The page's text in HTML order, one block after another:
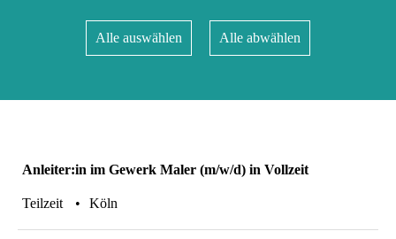
Alle auswählen Alle abwählen
Anleiter:in im Gewerk Maler (m/w/d) in Vollzeit
Teilzeit Köln